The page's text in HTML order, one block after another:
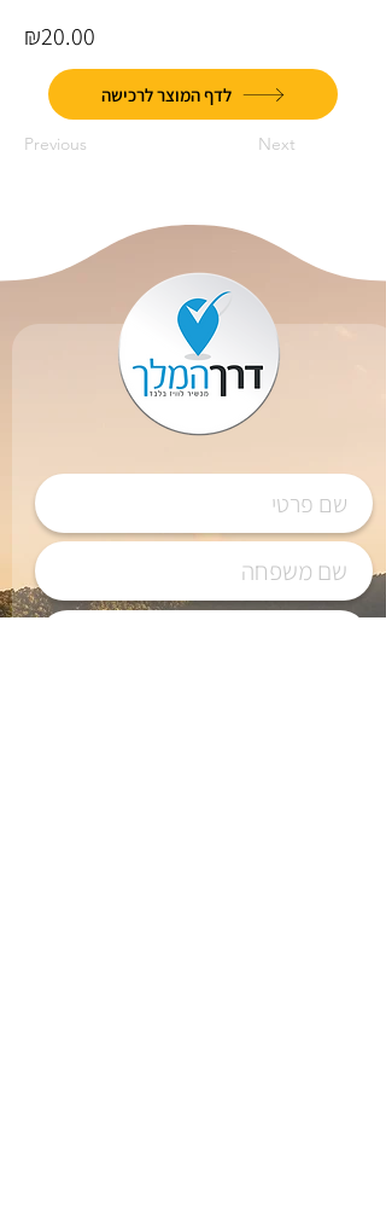
₪20.00
לדף המוצר לרכישה
Previous Next